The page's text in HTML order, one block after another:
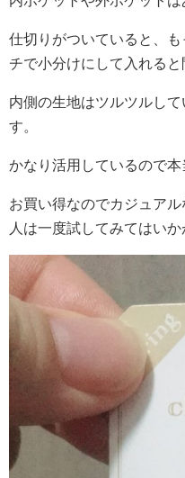
仕切りがついていると、
チで小分けにして入れると
内側の生地はツルツルし
す。
かなり活用しているので本
お買い得なのでカジュア
人は一度試してみてはいか